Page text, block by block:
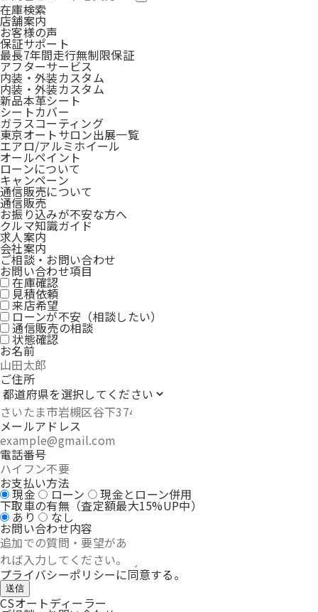
在庫検索
店舗案内
お客様の声
保証サポート
最長7年間走行無制限保証
アフターサービス
内装・外装カスタム
内装・外装カスタム
新品本革シート
シートカバー
ガラスコーティング
東京オートサロン出展一覧
エアロ/アルミホイール
オールペイント
ローンについて
キャンペーン
通信販売について
通信販売
お振り込みが不安な方へ
クルマ知識ガイド
求人案内
会社案内
ご相談・お問い合わせ
お問い合わせ項目
在庫確認
見積依頼
来店希望
ローンが不安（相談したい）
通信販売の相談
状態確認
お名前
ご住所
メールアドレス
電話番号
お支払い方法
現金 ローン 現金とローン併用
下取車の有無（査定額最大15%UP中）
あり なし
お問い合わせ内容
プライバシーポリシーに同意する。
送信
CSオートディーラー